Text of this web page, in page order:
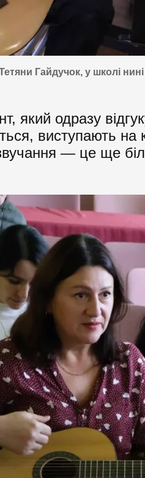
Гайдучок, у школі
який одразу
виступають на
— це ще